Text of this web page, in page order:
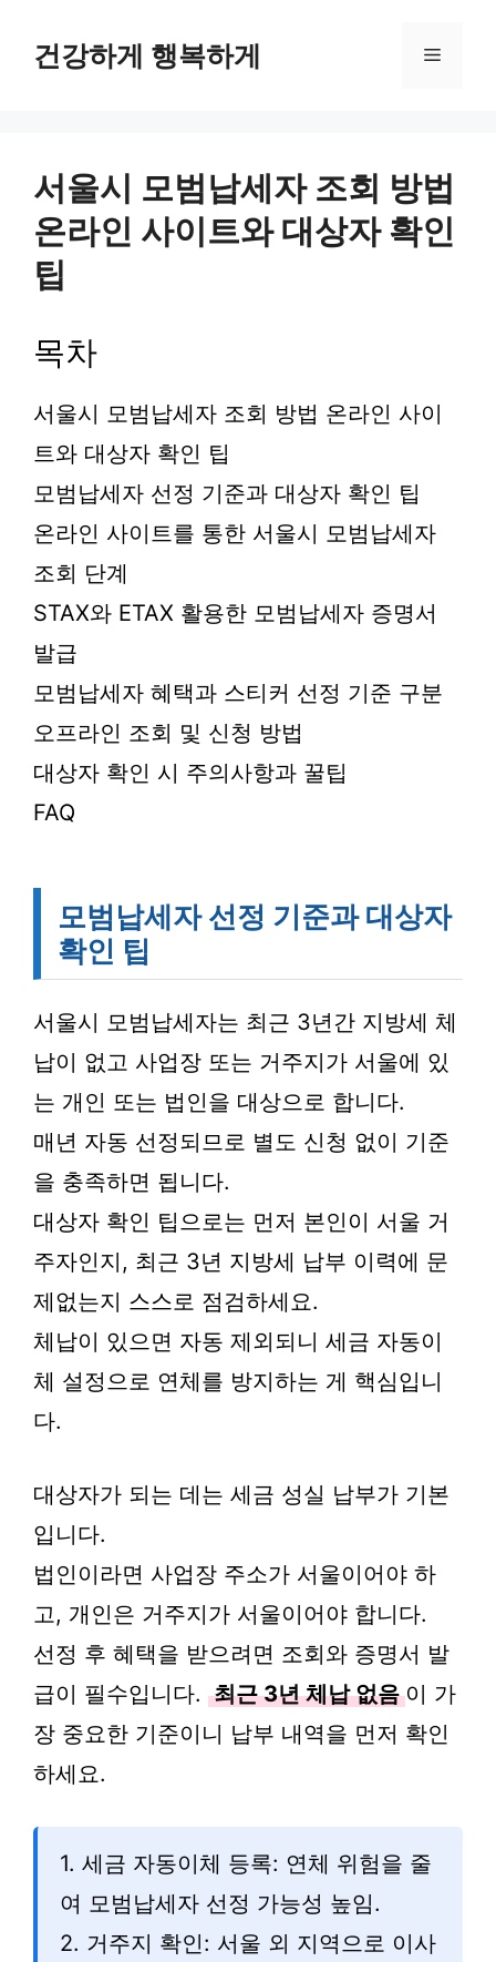
건강하게 행복하게 메
서울시 모범납세자 조회 방법
온라인 사이트와 대상자 확인
팁
목차
서울시 모범납세자 조회 방법 온라인 사이
트와 대상자 확인 팁
모범납세자 선정 기준과 대상자 확인 팁
온라인 사이트를 통한 서울시 모범납세자
조회 단계
STAX와 ETAX 활용한 모범납세자 증명서
발급
모범납세자 혜택과 스티커 선정 기준 구분
오프라인 조회 및 신청 방법
대상자 확인 시 주의사항과 꿀팁
FAQ
모범납세자 선정 기준과 대상자
확인 팁
서울시 모범납세자는 최근 3년간 지방세 체
납이 없고 사업장 또는 거주지가 서울에 있
는 개인 또는 법인을 대상으로 합니다.
매년 자동 선정되므로 별도 신청 없이 기준
을 충족하면 됩니다.
대상자 확인 팁으로는 먼저 본인이 서울 거
주자인지, 최근 3년 지방세 납부 이력에 문
제없는지 스스로 점검하세요.
체납이 있으면 자동 제외되니 세금 자동이
체 설정으로 연체를 방지하는 게 핵심입니
다.
대상자가 되는 데는 세금 성실 납부가 기본
입니다.
법인이라면 사업장 주소가 서울이어야 하
고, 개인은 거주지가 서울이어야 합니다.
선정 후 혜택을 받으려면 조회와 증명서 발
급이 필수입니다. 최근 3년 체납 없음 이 가
장 중요한 기준이니 납부 내역을 먼저 확인
하세요.
1. 세금 자동이체 등록: 연체 위험을 줄
여 모범납세자 선정 가능성 높임.
2. 거주지 확인: 서울 외 지역으로 이사